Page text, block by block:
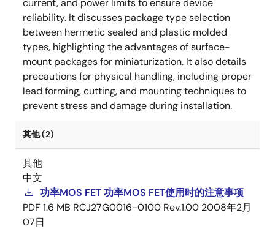
current, and power limits to ensure device
reliability. It discusses package type selection
between hermetic sealed and plastic molded
types, highlighting the advantages of surface-
mount packages for miniaturization. It also details
precautions for physical handling, including proper
lead forming, cutting, and mounting techniques to
prevent stress and damage during installation.
其他 (2)
其他
中文
功率MOS FET 功率MOS FET使用时的注意事项
PDF 1.6 MB RCJ27G0016-0100 Rev.1.00 2008年2月
07日